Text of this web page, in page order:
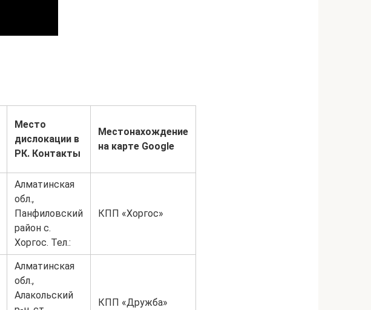
Место
дислокации в
РК. Контакты
Местонахождение
на карте Google
Алматинская
обл.,
Панфиловский
район с.
Хоргос. Тел.:
КПП «Хоргос»
Алматинская
обл.,
Алакольский
КПП «Дружба»